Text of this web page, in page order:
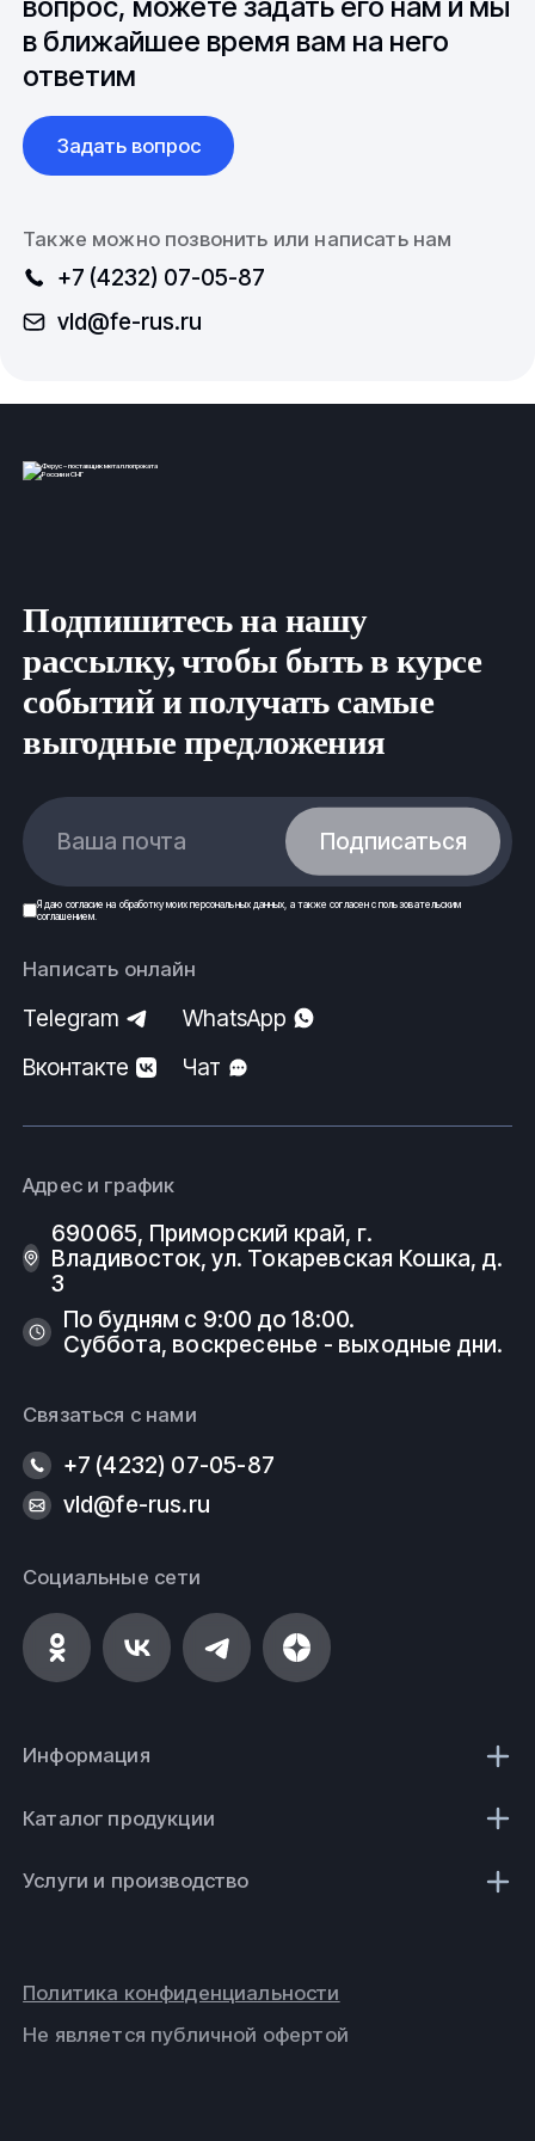
вопрос, можете задать его нам и мы
в ближайшее время вам на него
ответим
Задать вопрос
Также можно позвонить или написать нам
+7 (4232) 07-05-87
vld@fe-rus.ru
Подпишитесь на нашу
рассылку, чтобы быть в курсе
событий и получать самые
выгодные предложения
Ваша почта Подписаться
Я даю согласие на обработку моих персональных данных, а также согласен спользовательским
соглашением.
Написать онлайн
Telegram
WhatsApp
Вконтакте
Чат
Адрес и график
690065, Приморский край, г.
Владивосток, ул. Токаревская Кошка, д.
3
По будням с 9:00 до 18:00.
Суббота, воскресенье - выходные дни.
Связаться с нами
+7 (4232) 07-05-87
vld@fe-rus.ru
Социальные сети
Информация
Каталог продукции
Услуги и производство
Не является публичной офертой
Политика конфиденциальности